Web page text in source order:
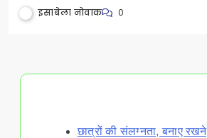
इसाबेला नोवाक 0
छात्रों की संलग्नता, बनाए रखने